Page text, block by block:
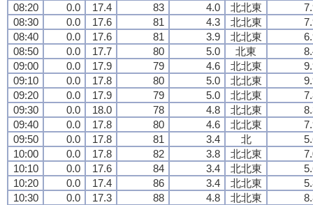
08:20
0.0 17.4 83 4.0 北北東
08:30
0.0 17.6 81 4.3 北北東
08:40
0.0 17.6 81 3.9 北北東
08:50
0.0 17.7 80 5.0 北東
09:00
0.0 17.9 79 4.6 北北東
09:10
0.0 17.8 80 5.0 北北東
09:20
0.0 17.9 79 5.0 北北東
09:30
0.0 18.0 78 4.8 北北東
09:40
0.0 17.8 80 4.6 北北東
09:50
0.0 17.8 81 3.4 北
10:00
0.0 17.8 82 3.8 北北東
10:10
0.0 17.6 84 3.4 北北東
10:20
0.0 17.4 86 3.4 北北東
10:30
0.0 17.3 88 4.8 北北東